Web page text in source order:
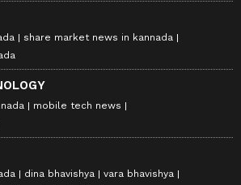
share market news in kannada
mobile tech news
dina bhavishya
vara bhavishya